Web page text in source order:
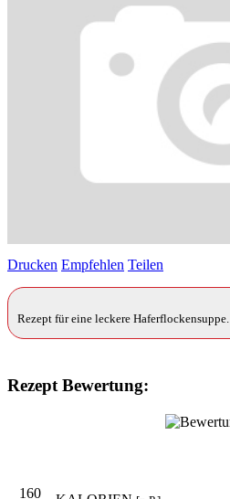
Drucken Empfehlen Teilen
Rezept für eine leckere Haferflockensuppe.
Rezept Bewertung:
160